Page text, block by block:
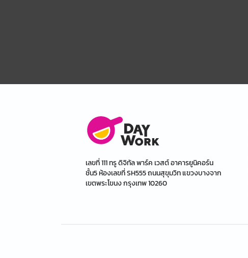
เลขที่ 111 ทรู ดิจิทัล พาร์ค เวสต์ อาคารยูนิคอร์น
ชั้น5 ห้องเลขที่ SH555 ถนนสุขุมวิท แขวงบางจาก
เขตพระโขนง กรุงเทพ 10260